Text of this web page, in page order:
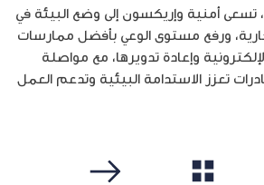
تسعى أمنية وإريكسون إلى وضع البيئة في
ورفع مستوى الوعي بأفضل ممارسات
وإعادة تدويرها، مع مواصلة
تعزز الاستدامة البيئية وتدعم العمل